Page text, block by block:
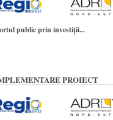
public prin investiții...
PROIECT